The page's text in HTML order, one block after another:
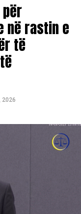
në rastin e
të
2026